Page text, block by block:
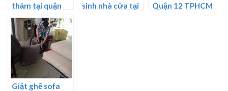
thảm tại quận
Cầu Giấy
sinh nhà cửa tại
Quận 12 TPHCM
Giặt ghế sofa